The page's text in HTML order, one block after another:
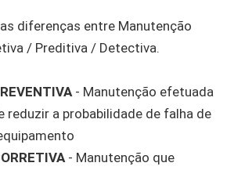
diferenças entre Manutenção
/ Preditiva / Detectiva.
- Manutenção efetuada
reduzir a probabilidade de falha de
- Manutenção que